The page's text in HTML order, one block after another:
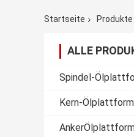
Startseite Produkte
ALLE
Spindel-
Kern-Ölplattform